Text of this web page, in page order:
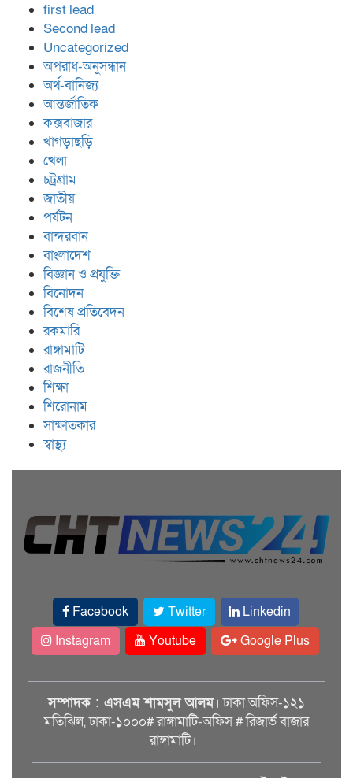
first lead
Second lead
Uncategorized
অপরাধ-অনুসন্ধান
অর্থ-বানিজ্য
আন্তর্জাতিক
কক্সবাজার
খাগড়াছড়ি
খেলা
চট্রগ্রাম
জাতীয়
পর্যটন
বান্দরবান
বাংলাদেশ
বিজ্ঞান ও প্রযুক্তি
বিনোদন
বিশেষ প্রতিবেদন
রকমারি
রাঙ্গামাটি
রাজনীতি
শিক্ষা
শিরোনাম
সাক্ষাতকার
স্বাস্থ্য
Facebook Twitter
Linkedin
Instagram
Youtube Google Plus
সম্পাদক : এসএম শামসুল আলম। ঢাকা অফিস-১২১
মতিঝিল, ঢাকা-১০০০# রাঙ্গামাটি-অফিস # রিজার্ভ বাজার
রাঙ্গামাটি।